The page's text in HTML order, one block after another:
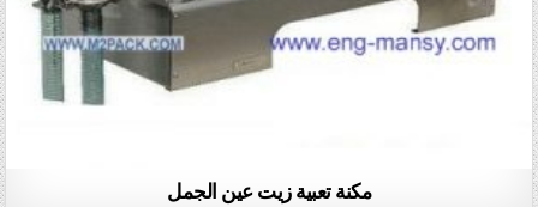
مكنة تعبية زيت عين الجمل